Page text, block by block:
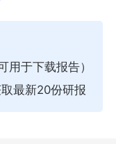
用于下载报告）
最新20份研报